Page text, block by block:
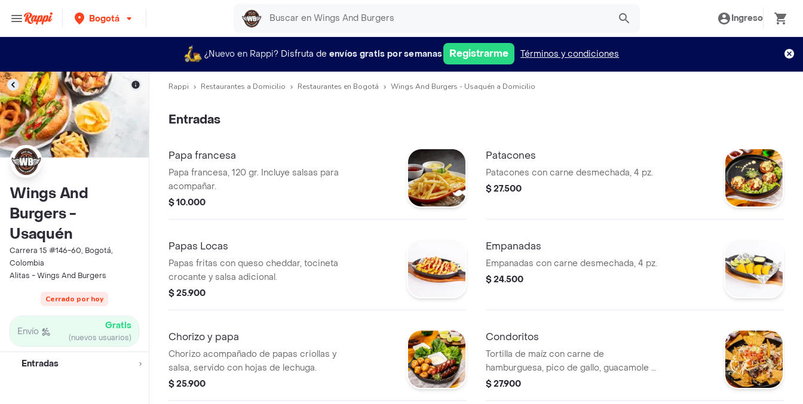
Bogotá Ingreso
¿Nuevo en Rappi? Disfruta de envíos gratis por semanas Registrarme Términos y condiciones
Wings And
Burgers -
Usaquén
Carrera 15 #146-60, Bogotá,
Colombia
Alitas - Wings And Burgers
Cerrado por hoy
Envío Gratis
(nuevos usuarios)
Entradas
Rappi Restaurantes a Domicilio Restaurantes en Bogotá Wings And Burgers - Usaquén a Domicilio
Entradas
Papa francesa
Papa francesa, 120 gr. Incluye salsas para
acompañar.
$ 10.000
Patacones
Patacones con carne desmechada, 4 pz.
$ 27.500
Papas Locas
Papas fritas con queso cheddar, tocineta
crocante y salsa adicional.
$ 25.900
Empanadas
Empanadas con carne desmechada, 4 pz.
$ 24.500
Chorizo y papa
Chorizo acompañado de papas criollas y
salsa, servido con hojas de lechuga.
$ 25.900
Condoritos
Tortilla de maíz con carne de
hamburguesa, pico de gallo, guacamole y
queso costeño.
$ 27.900